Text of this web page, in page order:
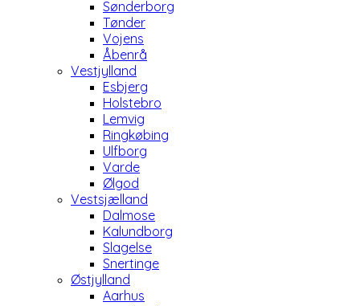
Sønderborg
Tønder
Vojens
Åbenrå
Vestjylland
Esbjerg
Holstebro
Lemvig
Ringkøbing
Ulfborg
Varde
Ølgod
Vestsjælland
Dalmose
Kalundborg
Slagelse
Snertinge
Østjylland
Aarhus